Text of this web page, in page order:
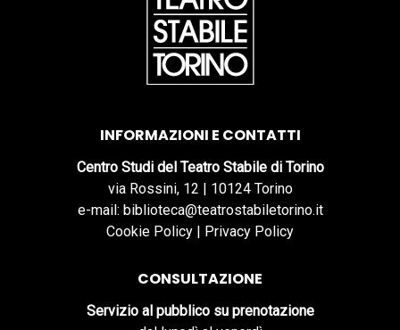
INFORMAZIONI E CONTATTI
Centro Studi del Teatro Stabile di Torino
via Rossini, 12 | 10124 Torino
e-mail: biblioteca@teatrostabiletorino.it
Cookie Policy | Privacy Policy
CONSULTAZIONE
Servizio al pubblico su prenotazione